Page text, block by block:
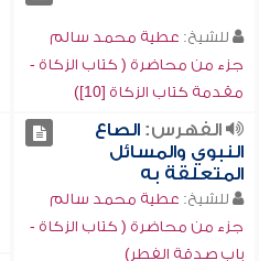
للشيخ: عطية محمد سالم
جزء من محاضرة ( كتاب الزكاة -
مقدمة كتاب الزكاة [10])
الفهرس:الصاع
النبوي والمسائل
المتعلقة به
للشيخ: عطية محمد سالم
جزء من محاضرة ( كتاب الزكاة -
باب صدقة الفطر)